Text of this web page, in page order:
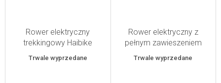
Rower elektryczny
trekkingowy Haibike
Trekking 4 High
pomarańczowy/srebrny M
Trwale wyprzedane
Rower elektryczny z
pełnym zawieszeniem
Haibike Adventr 11 Low
ABS damski
Trwale wyprzedane